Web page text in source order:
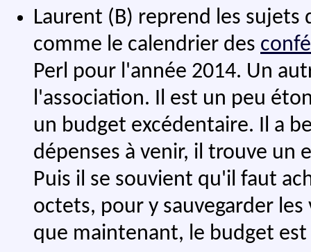
Laurent (B) reprend les
comme le calendrier des
Perl pour l'année 2014. Un
l'association. Il est un peu
un budget excédentaire. Il a
dépenses à venir, il trouve un
Puis il se souvient qu'il faut
octets, pour y sauvegarder
que maintenant, le budget